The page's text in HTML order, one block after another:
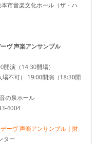
本市音楽文化ホール（ザ・ハ
ヴ 声楽アンサンブル
演（14:30開場）
不可） 19:00開演（18:30開
の泉ホール
4004
ーヴ 声楽アンサンブル｜財
ター